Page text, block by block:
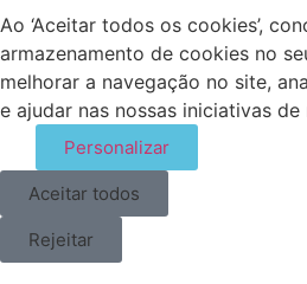
Ao ‘Aceitar todos os cookies’,
armazenamento de cookies no
melhorar a navegação no site,
e ajudar nas nossas iniciativas de
Personalizar
Aceitar todos
Rejeitar